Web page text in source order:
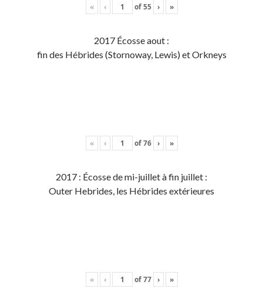
« ‹ of55 › »
2017 Écosse aout :
fin des Hébrides (Stornoway, Lewis) et Orkneys
« ‹ of76 › »
2017 : Écosse de mi-juillet à fin juillet :
Outer Hebrides, les Hébrides extérieures
« ‹ of77 › »